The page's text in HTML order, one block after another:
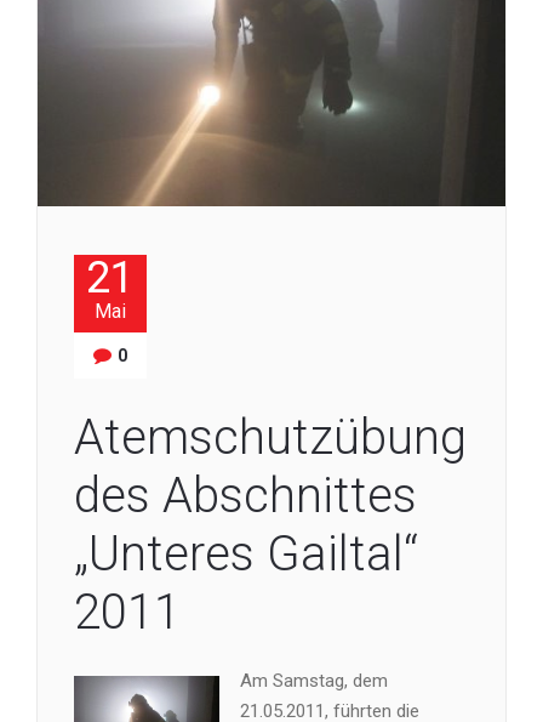
21
Mai
0
Atemschutzübung
des Abschnittes
„Unteres Gailtal“
2011
Am Samstag, dem
21.05.2011, führten die